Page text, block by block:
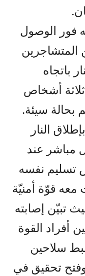
فور الوصول
المتشاجرين
باتجاه
أشخاص
سيئة.
النار
مباشر عند
تسليم نفسه
معه قوّة أمنيّة
تبيّن إصابته
أفراد القوة
سلاحين
وفتح تحقيق في